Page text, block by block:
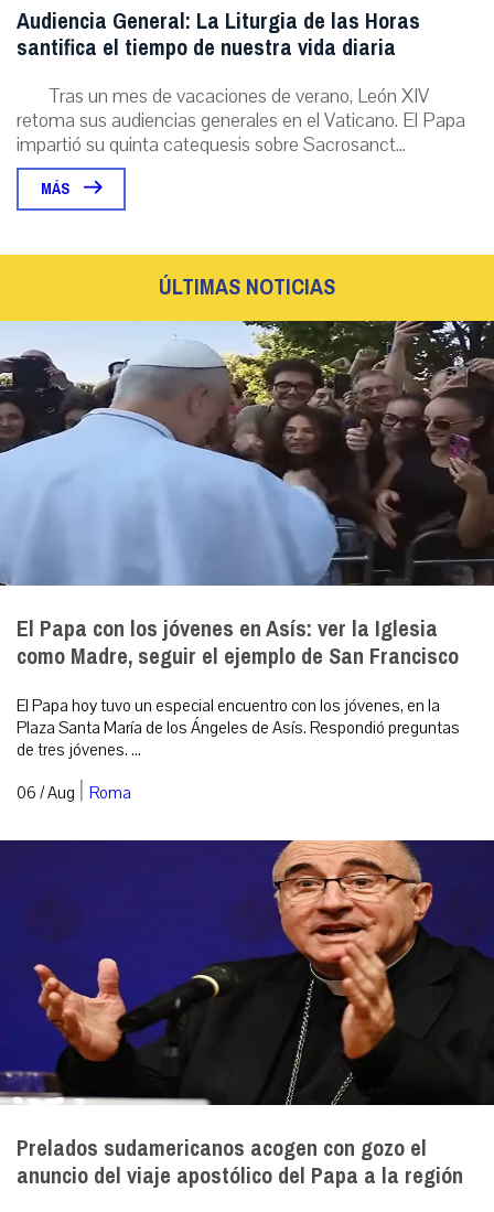
Audiencia General: La Liturgia de las Horas
santifica el tiempo de nuestra vida diaria
Tras un mes de vacaciones de verano, León XIV
retoma sus audiencias generales en el Vaticano. El Papa
impartió su quinta catequesis sobre Sacrosanct...
MÁS
ÚLTIMAS NOTICIAS
El Papa con los jóvenes en Asís: ver la Iglesia
como Madre, seguir el ejemplo de San Francisco
El Papa hoy tuvo un especial encuentro con los jóvenes, en la
Plaza Santa María de los Ángeles de Asís. Respondió preguntas
de tres jóvenes. ...
06 / Aug | Roma
Prelados sudamericanos acogen con gozo el
anuncio del viaje apostólico del Papa a la región